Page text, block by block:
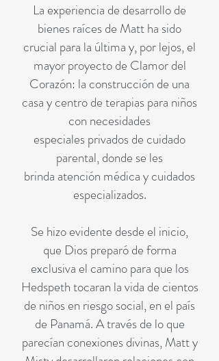
La experiencia de desarrollo de
bienes raíces de Matt ha sido
crucial para la última y, por lejos, el
mayor proyecto de Clamor del
Corazón: la construcción de una
casa y centro de terapias para niños
con necesidades
especiales privados de cuidado
parental, donde se les
brinda atención médica y cuidados
especializados.
Se hizo evidente desde el inicio,
que Dios preparó de forma
exclusiva el camino para que los
Hedspeth tocaran la vida de cientos
de niños en riesgo social, en el país
de Panamá. A través de lo que
parecían conexiones divinas, Matt y